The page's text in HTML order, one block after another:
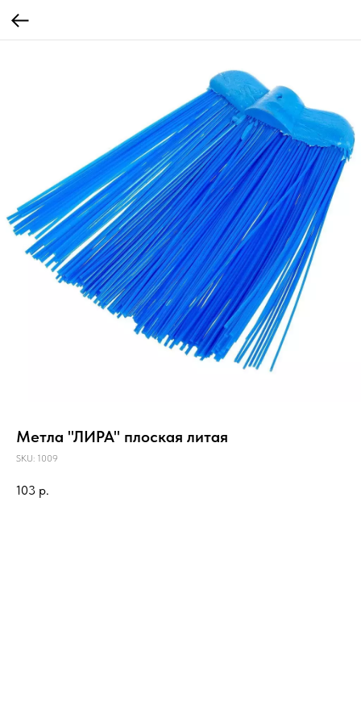
Метла "ЛИРА" плоская литая
SKU: 1009
103 р.